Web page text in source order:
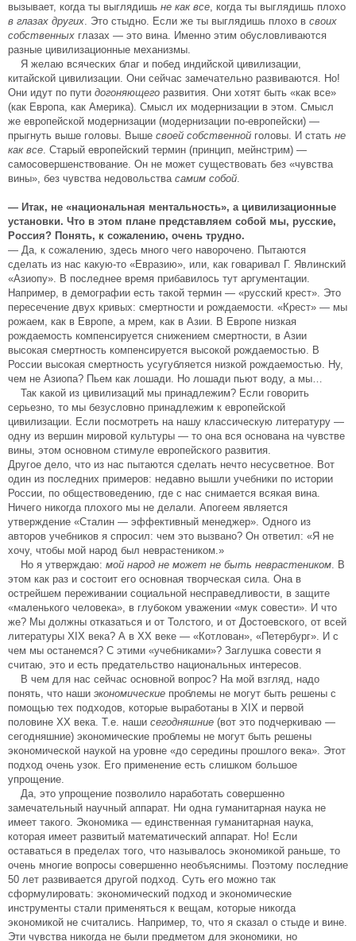
вызывает, когда ты выглядишь не как все, когда ты выглядишь плохо
в глазах других. Это стыдно. Если же ты выглядишь плохо в своих
собственных глазах — это вина. Именно этим обусловливаются
разные цивилизационные механизмы.
Я желаю всяческих благ и побед индийской цивилизации,
китайской цивилизации. Они сейчас замечательно развиваются. Но!
Они идут по пути догоняющего развития. Они хотят быть «как все»
(как Европа, как Америка). Смысл их модернизации в этом. Смысл
же европейской модернизации (модернизации по-европейски) —
прыгнуть выше головы. Выше своей собственной головы. И стать не
как все. Старый европейский термин (принцип, мейнстрим) —
самосовершенствование. Он не может существовать без «чувства
вины», без чувства недовольства самим собой.
— Итак, не «национальная ментальность», а цивилизационные
установки. Что в этом плане представляем собой мы, русские,
Россия? Понять, к сожалению, очень трудно.
— Да, к сожалению, здесь много чего наворочено. Пытаются
сделать из нас какую-то «Евразию», или, как говаривал Г. Явлинский
«Азиопу». В последнее время прибавилось тут аргументации.
Например, в демографии есть такой термин — «русский крест». Это
пересечение двух кривых: смертности и рождаемости. «Крест» — мы
рожаем, как в Европе, а мрем, как в Азии. В Европе низкая
рождаемость компенсируется снижением смертности, в Азии
высокая смертность компенсируется высокой рождаемостью. В
России высокая смертность усугубляется низкой рождаемостью. Ну,
чем не Азиопа? Пьем как лошади. Но лошади пьют воду, а мы…
Так какой из цивилизаций мы принадлежим? Если говорить
серьезно, то мы безусловно принадлежим к европейской
цивилизации. Если посмотреть на нашу классическую литературу —
одну из вершин мировой культуры — то она вся основана на чувстве
вины, этом основном стимуле европейского развития.
Другое дело, что из нас пытаются сделать нечто несусветное. Вот
один из последних примеров: недавно вышли учебники по истории
России, по обществоведению, где с нас снимается всякая вина.
Ничего никогда плохого мы не делали. Апогеем является
утверждение «Сталин — эффективный менеджер». Одного из
авторов учебников я спросил: чем это вызвано? Он ответил: «Я не
хочу, чтобы мой народ был неврастеником.»
Но я утверждаю: мой народ не может не быть неврастеником. В
этом как раз и состоит его основная творческая сила. Она в
острейшем переживании социальной несправедливости, в защите
«маленького человека», в глубоком уважении «мук совести». И что
же? Мы должны отказаться и от Толстого, и от Достоевского, от всей
литературы XIX века? А в XX веке — «Котлован», «Петербург». И с
чем мы останемся? С этими «учебниками»? Заглушка совести я
считаю, это и есть предательство национальных интересов.
В чем для нас сейчас основной вопрос? На мой взгляд, надо
понять, что наши экономические проблемы не могут быть решены с
помощью тех подходов, которые выработаны в XIX и первой
половине XX века. Т.е. наши сегодняшние (вот это подчеркиваю —
сегодняшние) экономические проблемы не могут быть решены
экономической наукой на уровне «до середины прошлого века». Этот
подход очень узок. Его применение есть слишком большое
упрощение.
Да, это упрощение позволило наработать совершенно
замечательный научный аппарат. Ни одна гуманитарная наука не
имеет такого. Экономика — единственная гуманитарная наука,
которая имеет развитый математический аппарат. Но! Если
оставаться в пределах того, что называлось экономикой раньше, то
очень многие вопросы совершенно необъяснимы. Поэтому последние
50 лет развивается другой подход. Суть его можно так
сформулировать: экономический подход и экономические
инструменты стали применяться к вещам, которые никогда
экономикой не считались. Например, то, что я сказал о стыде и вине.
Эти чувства никогда не были предметом для экономики, но